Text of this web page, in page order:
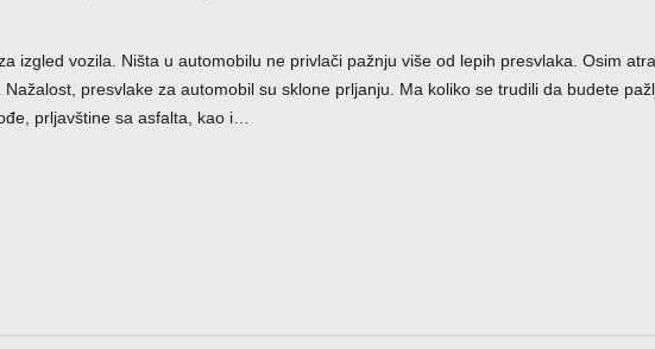
izgled vozila. Ništa u automobilu ne privlači pažnju više od lepih presvlaka. Osim
presvlake za automobil su sklone prljanju. Ma koliko se trudili da budete
prljavštine sa asfalta, kao i…